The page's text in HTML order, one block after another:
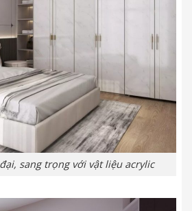
sang trọng với vật liệu acrylic